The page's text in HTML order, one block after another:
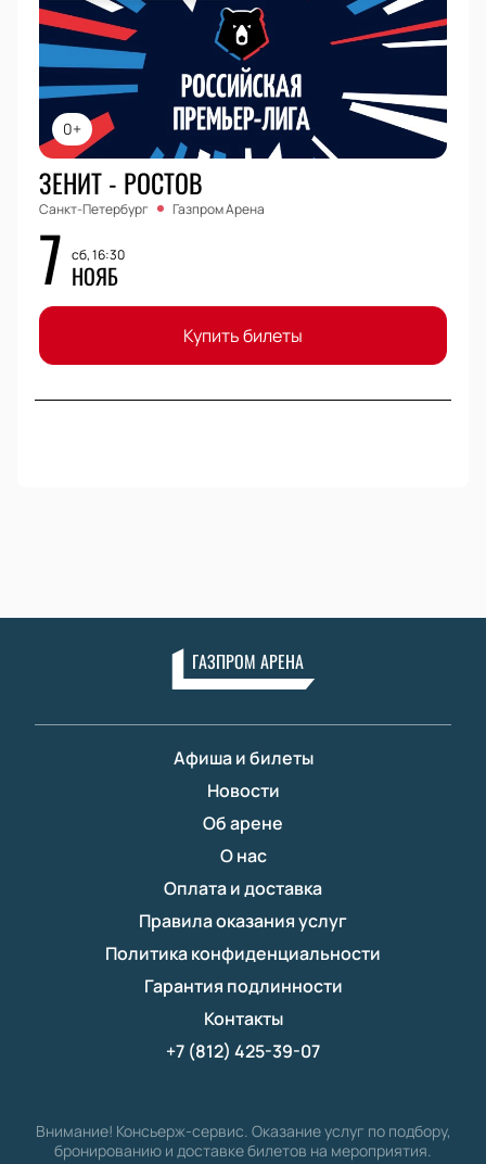
0+
ЗЕНИТ - РОСТОВ
Санкт-Петербург Газпром Арена
7 сб, 16:30
НОЯБ
Купить билеты
ГАЗПРОМ АРЕНА
Афиша и билеты
Новости
Об арене
О нас
Оплата и доставка
Правила оказания услуг
Политика конфиденциальности
Гарантия подлинности
Контакты
+7 (812) 425-39-07
Внимание! Консьерж-сервис. Оказание услуг по подбору,
бронированию и доставке билетов на мероприятия.